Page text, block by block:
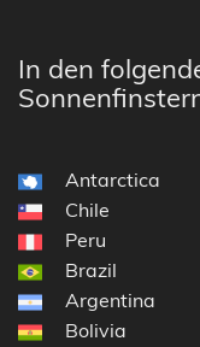
In den
Antarctica
Chile
Peru
Brazil
Argentina
Bolivia